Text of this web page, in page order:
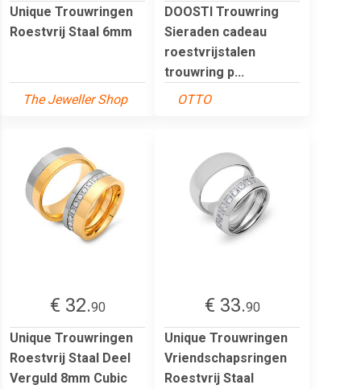
Unique Trouwringen
Roestvrij Staal 6mm
The Jeweller Shop
DOOSTI Trouwring
Sieraden cadeau
roestvrijstalen
trouwring p...
OTTO
€ 32.90
Unique Trouwringen
Roestvrij Staal Deel
Verguld 8mm Cubic
€ 33.90
Unique Trouwringen
Vriendschapsringen
Roestvrij Staal